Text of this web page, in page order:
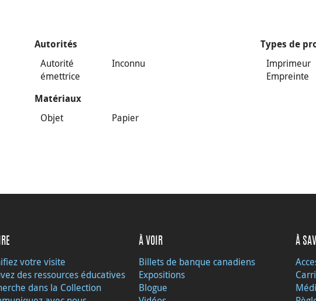
Autorités
Autorité
émettrice
Inconnu
Types de
Imprimeur
Empreinte
Matériaux
Objet Papier
votre visite
des ressources éducatives
dans la Collection
À VOIR
Billets de banque canadiens
Expositions
Blogue
À